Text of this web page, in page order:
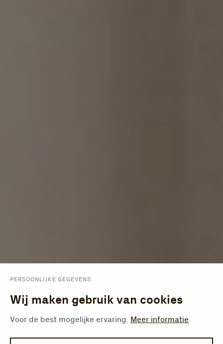
PERSOONLIJKE GEGEVENS
Wij maken gebruik van cookies
Voor de best mogelijke ervaring. Meer informatie